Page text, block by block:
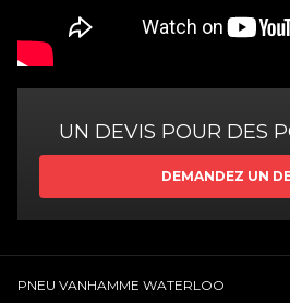
UN DEVIS POUR DES
DEMANDEZ UN
PNEU VANHAMME WATERLOO